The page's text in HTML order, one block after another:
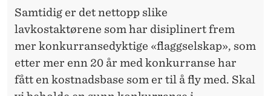
Samtidig er det nettopp slike
lavkostaktørene som har disiplinert frem
mer konkurransedyktige «flaggselskap», som
etter mer enn 20 år med konkurranse har
fått en kostnadsbase som er til å fly med. Skal